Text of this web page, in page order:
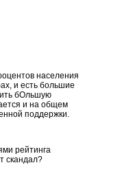
населения
и есть большие
бОльшую
и на общем
поддержки.
рейтинга
скандал?